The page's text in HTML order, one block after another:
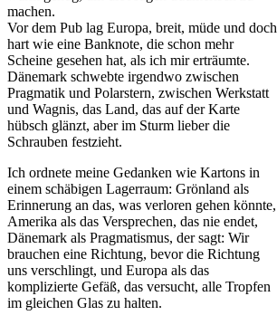
machen.
Vor dem Pub lag Europa, breit, müde und doch
hart wie eine Banknote, die schon mehr
Scheine gesehen hat, als ich mir erträumte.
Dänemark schwebte irgendwo zwischen
Pragmatik und Polarstern, zwischen Werkstatt
und Wagnis, das Land, das auf der Karte
hübsch glänzt, aber im Sturm lieber die
Schrauben festzieht.
Ich ordnete meine Gedanken wie Kartons in
einem schäbigen Lagerraum: Grönland als
Erinnerung an das, was verloren gehen könnte,
Amerika als das Versprechen, das nie endet,
Dänemark als Pragmatismus, der sagt: Wir
brauchen eine Richtung, bevor die Richtung
uns verschlingt, und Europa als das
komplizierte Gefäß, das versucht, alle Tropfen
im gleichen Glas zu halten.